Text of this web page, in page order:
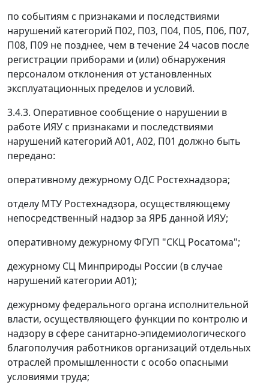
по событиям с признаками и последствиями
нарушений категорий П02, П03, П04, П05, П06, П07,
П08, П09 не позднее, чем в течение 24 часов после
регистрации приборами и (или) обнаружения
персоналом отклонения от установленных
эксплуатационных пределов и условий.
3.4.3. Оперативное сообщение о нарушении в
работе ИЯУ с признаками и последствиями
нарушений категорий А01, А02, П01 должно быть
передано:
оперативному дежурному ОДС Ростехнадзора;
отделу МТУ Ростехнадзора, осуществляющему
непосредственный надзор за ЯРБ данной ИЯУ;
оперативному дежурному ФГУП "СКЦ Росатома";
дежурному СЦ Минприроды России (в случае
нарушений категории А01);
дежурному федерального органа исполнительной
власти, осуществляющего функции по контролю и
надзору в сфере санитарно-эпидемиологического
благополучия работников организаций отдельных
отраслей промышленности с особо опасными
условиями труда;